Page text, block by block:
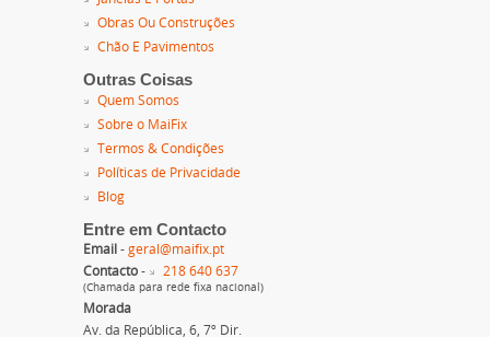
Obras Ou Construções
Chão E Pavimentos
Outras Coisas
Quem Somos
Sobre o MaiFix
Termos & Condições
Políticas de Privacidade
Blog
Entre em Contacto
Email - geral@maifix.pt
Contacto - 218 640 637
(Chamada para rede fixa nacional)
Morada
Av. da República, 6, 7º Dir.